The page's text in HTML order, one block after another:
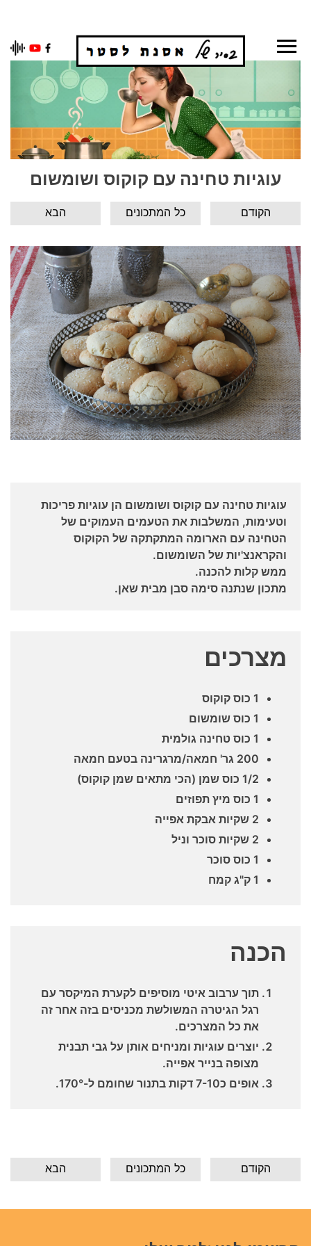
Skip
עוגיות טחינה עם קוקוס ושומשום
הבא כל המתכונים הקודם
עוגיות טחינה עם קוקוס ושומשום הן עוגיות פריכות
וטעימות, המשלבות את הטעמים העמוקים של
הטחינה עם הארומה המתקתקה של הקוקוס
והקראנצ'יות של השומשום.
ממש קלות להכנה.
מתכון שנתנה סימה סבן מבית שאן.
מצרכים
1 כוס קוקוס
1 כוס שומשום
1 כוס טחינה גולמית
200 גר' חמאה/מרגרינה בטעם חמאה
1/2 כוס שמן (הכי מתאים שמן קוקוס)
1 כוס מיץ תפוזים
2 שקיות אבקת אפייה
2 שקיות סוכר וניל
1 כוס סוכר
1 ק"ג קמח
הכנה
תוך ערבוב איטי מוסיפים לקערת המיקסר עם
רגל הגיטרה המשולשת מכניסים בזה אחר זה
את כל המצרכים.
יוצרים עוגיות ומניחים אותן על גבי תבנית
מצופה בנייר אפייה.
אופים כ7-10 דקות בתנור שחומם ל-170°.
הבא כל המתכונים הקודם